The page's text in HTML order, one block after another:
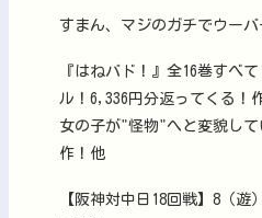
すまん、マジのガチでウー
『はねバド！』全16巻すべ
ル！6,336円分返ってくる！
女の子が"怪物"へと変貌し
作！他
【阪神対中日18回戦】8（